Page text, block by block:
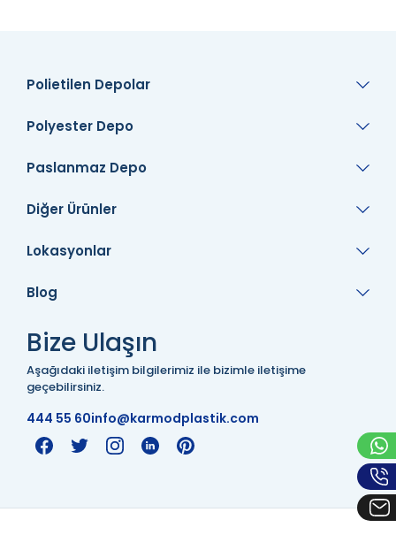
Polietilen Depolar
Polyester Depo
Paslanmaz Depo
Diğer Ürünler
Lokasyonlar
Bize Ulaşın
Aşağıdaki iletişim bilgilerimiz ile bizimle iletişime
geçebilirsiniz.
444 55 60info@karmodplastik.com
Blog